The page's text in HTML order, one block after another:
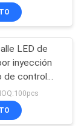
100W
IK08 IP66
LED de
inyección
de control
fotocélula
de